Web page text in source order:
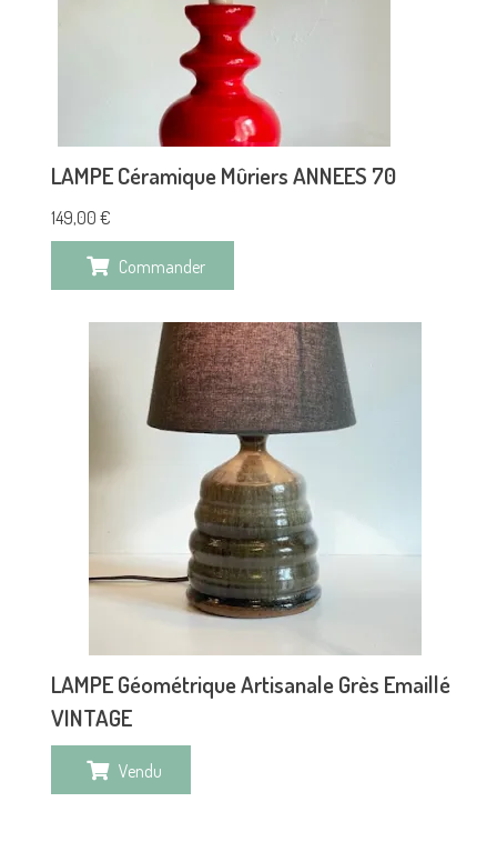
LAMPE Céramique Mûriers ANNEES 70
149,00 €
Commander
LAMPE Géométrique Artisanale Grès Emaillé
VINTAGE
Vendu